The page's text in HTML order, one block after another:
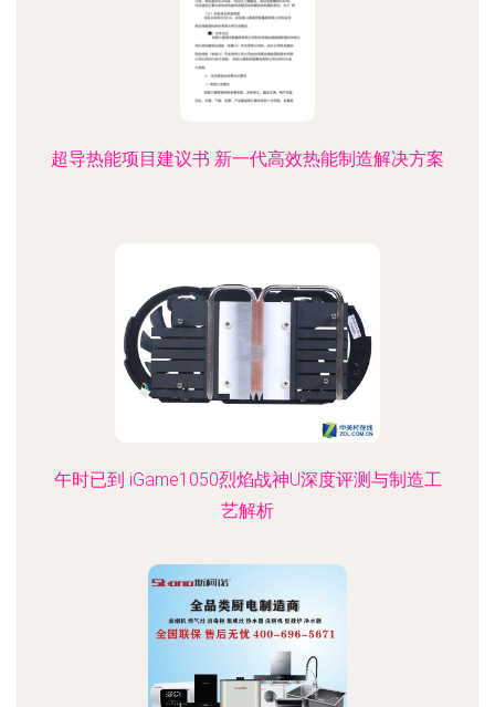
超导热能项目建议书 新一代高效热能制造解决方案
午时已到 iGame1050烈焰战神U深度评测与制造工
艺解析